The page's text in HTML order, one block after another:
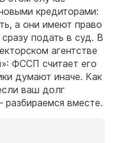
кредиторами:
а они имеют право
подать в суд. В
агентстве
ФССП считает его
думают иначе. Как
ваш долг
вместе.